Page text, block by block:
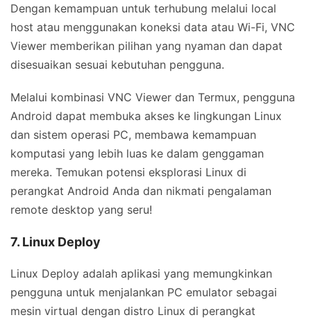
Dengan kemampuan untuk terhubung melalui local
host atau menggunakan koneksi data atau Wi-Fi, VNC
Viewer memberikan pilihan yang nyaman dan dapat
disesuaikan sesuai kebutuhan pengguna.
Melalui kombinasi VNC Viewer dan Termux, pengguna
Android dapat membuka akses ke lingkungan Linux
dan sistem operasi PC, membawa kemampuan
komputasi yang lebih luas ke dalam genggaman
mereka. Temukan potensi eksplorasi Linux di
perangkat Android Anda dan nikmati pengalaman
remote desktop yang seru!
7. Linux Deploy
Linux Deploy adalah aplikasi yang memungkinkan
pengguna untuk menjalankan PC emulator sebagai
mesin virtual dengan distro Linux di perangkat